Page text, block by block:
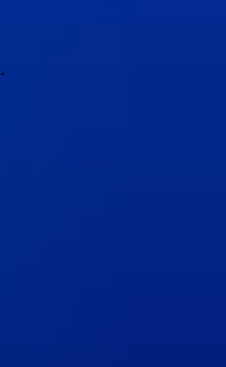
.